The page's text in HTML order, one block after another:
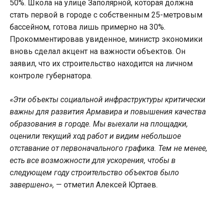
50%. Школа на улице Заполярной, которая должна
стать первой в городе с собственным 25-метровым
бассейном, готова лишь примерно на 30%.
Прокомментировав увиденное, министр экономики
вновь сделал акцент на важности объектов. Он
заявил, что их строительство находится на личном
контроле губернатора.
«Эти объекты социальной инфраструктуры критически
важны для развития Армавира и повышения качества
образования в городе. Мы выехали на площадки,
оценили текущий ход работ и видим небольшое
отставание от первоначального графика. Тем не менее,
есть все возможности для ускорения, чтобы в
следующем году строительство объектов было
завершено», — отметил Алексей Юртаев.